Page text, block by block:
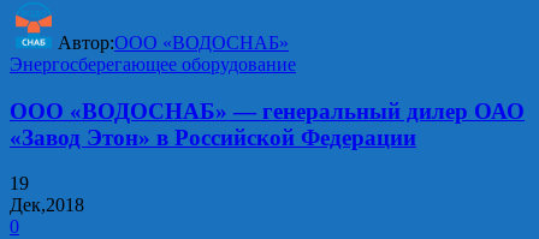
Автор:ООО «ВОДОСНАБ»
Энергосберегающее оборудование
ООО «ВОДОСНАБ» — генеральный дилер ОАО
«Завод Этон» в Российской Федерации
19
Дек,2018
0